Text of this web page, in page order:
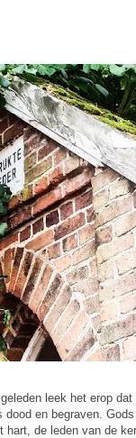
leek het erop
en begraven.
de leden van de